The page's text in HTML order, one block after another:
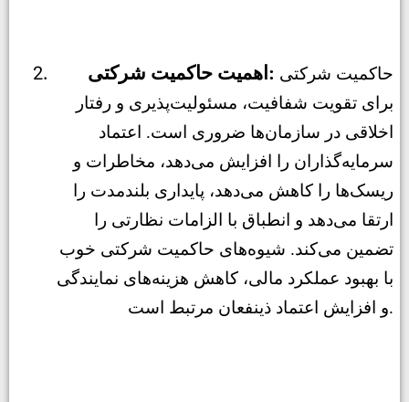
اهمیت حاکمیت شرکتی:
برای تقویت شفافیت، مسئولیت‌پذیری و رفتار
اخلاقی در سازمان‌ها ضروری است. اعتماد
سرمایه‌گذاران را افزایش می‌دهد، مخاطرات و
ریسک‌ها را کاهش می‌دهد، پایداری بلندمدت را
ارتقا می‌دهد و انطباق با الزامات نظارتی را
تضمین می‌کند. شیوه‌های حاکمیت شرکتی خوب
با بهبود عملکرد مالی، کاهش هزینه‌های نمایندگی
و افزایش اعتماد ذینفعان مرتبط است.